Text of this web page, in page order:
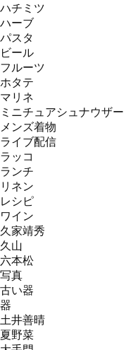
ハチミツ
ハーブ
パスタ
ビール
フルーツ
ホタテ
マリネ
ミニチュアシュナウザー
メンズ着物
ライブ配信
ラッコ
ランチ
リネン
レシピ
ワイン
久家靖秀
久山
六本松
写真
古い器
器
土井善晴
夏野菜